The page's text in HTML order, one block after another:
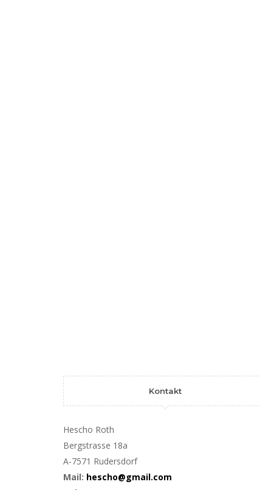
Kontakt
Hescho Roth
Bergstrasse 18a
A-7571 Rudersdorf
Mail: hescho@gmail.com